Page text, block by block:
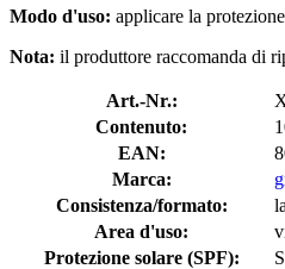
Modo d'uso: applicare la
Nota: il produttore raccomanda di
Art.-Nr.:
Contenuto:
EAN:
Marca:
Consistenza/formato:
Area d'uso:
Protezione solare (SPF):